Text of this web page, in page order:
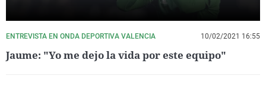
ENTREVISTA EN ONDA DEPORTIVA VALENCIA 10/02/2021 16:55
Jaume: "Yo me dejo la vida por este equipo"